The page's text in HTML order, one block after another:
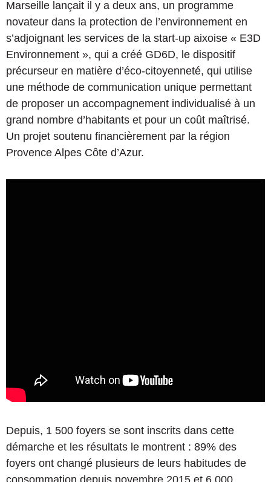
Marseille lançait il y a deux ans, un programme
novateur dans la protection de l’environnement en
s’adjoignant les services de la start-up aixoise « E3D
Environnement », qui a créé GD6D, le dispositif
précurseur en matière d’éco-citoyenneté, qui utilise
une méthode de communication unique permettant
de proposer un accompagnement individualisé à un
grand nombre d’habitants et pour un coût maîtrisé.
Un projet soutenu financièrement par la région
Provence Alpes Côte d’Azur.
Depuis, 1 500 foyers se sont inscrits dans cette
démarche et les résultats le montrent : 89% des
foyers ont changé plusieurs de leurs habitudes de